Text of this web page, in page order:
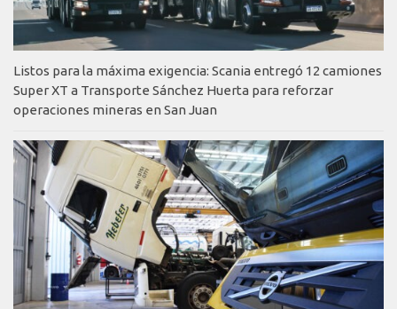
Listos para la máxima exigencia: Scania entregó 12 camiones
Super XT a Transporte Sánchez Huerta para reforzar
operaciones mineras en San Juan